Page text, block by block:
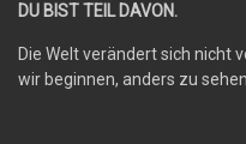
DU BIST TEIL DAVON.
Die Welt verändert sich nicht
wir beginnen, anders zu